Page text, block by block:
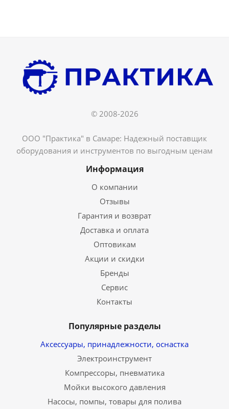
© 2008-2026
ООО "Практика" в Самаре: Надежный поставщик
оборудования и инструментов по выгодным ценам
Информация
О компании
Отзывы
Гарантия и возврат
Доставка и оплата
Оптовикам
Акции и скидки
Бренды
Сервис
Контакты
Популярные разделы
Аксессуары, принадлежности, оснастка
Электроинструмент
Компрессоры, пневматика
Мойки высокого давления
Насосы, помпы, товары для полива